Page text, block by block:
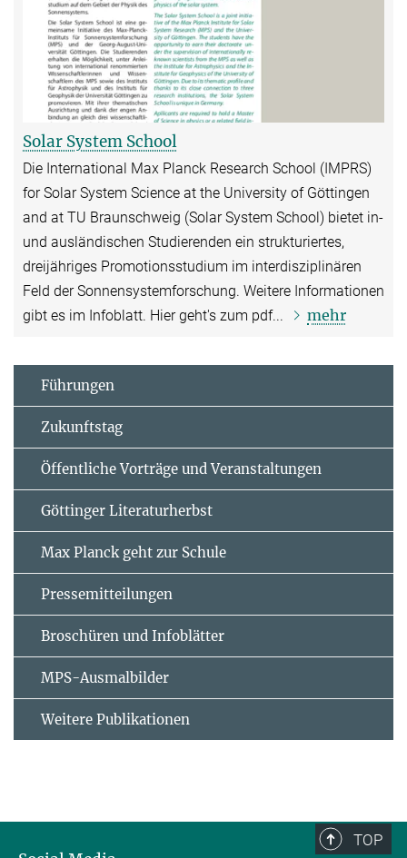
Solar System School
Die International Max Planck Research School (IMPRS)
for Solar System Science at the University of Göttingen
and at TU Braunschweig (Solar System School) bietet in-
und ausländischen Studierenden ein strukturiertes,
dreijähriges Promotionsstudium im interdisziplinären
Feld der Sonnensystemforschung. Weitere Informationen
gibt es im Infoblatt. Hier geht's zum pdf...
mehr
Führungen
Zukunftstag
Öffentliche Vorträge und Veranstaltungen
Göttinger Literaturherbst
Max Planck geht zur Schule
Pressemitteilungen
Broschüren und Infoblätter
MPS-Ausmalbilder
Weitere Publikationen
TOP